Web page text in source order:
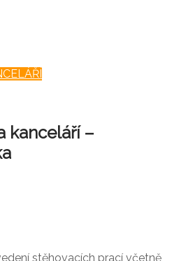
kanceláří –
stěhovacích prací včetně